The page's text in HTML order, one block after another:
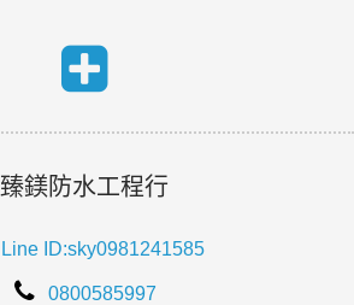
臻鎂防水工程行
Line ID:sky0981241585
0800585997